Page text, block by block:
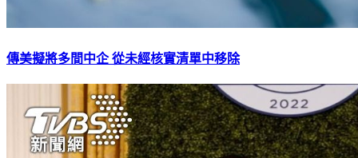
傳美擬將多間中企 從未經核實清單中移除